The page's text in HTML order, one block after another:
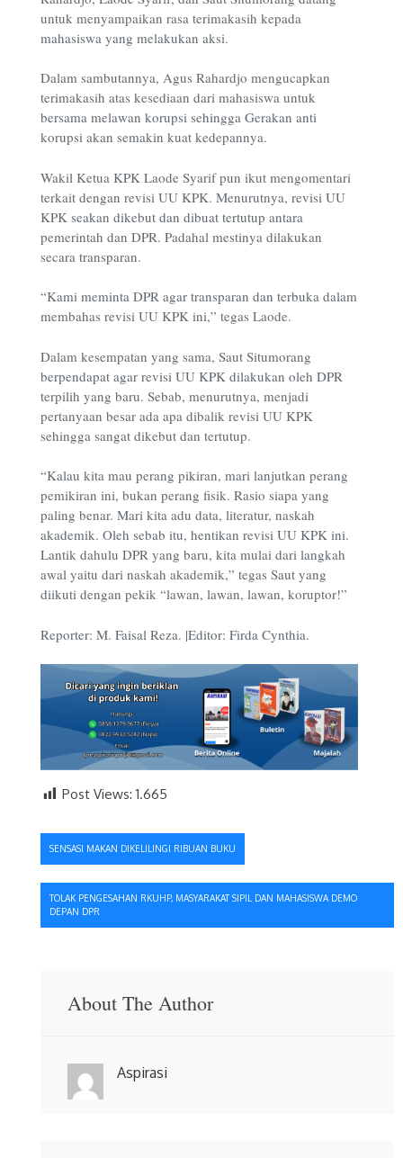
untuk menyampaikan rasa terimakasih kepada
mahasiswa yang melakukan aksi.
Dalam sambutannya, Agus Rahardjo mengucapkan
terimakasih atas kesediaan dari mahasiswa untuk
bersama melawan korupsi sehingga Gerakan anti
korupsi akan semakin kuat kedepannya.
Wakil Ketua KPK Laode Syarif pun ikut mengomentari
terkait dengan revisi UU KPK. Menurutnya, revisi UU
KPK seakan dikebut dan dibuat tertutup antara
pemerintah dan DPR. Padahal mestinya dilakukan
secara transparan.
“Kami meminta DPR agar transparan dan terbuka dalam
membahas revisi UU KPK ini,” tegas Laode.
Dalam kesempatan yang sama, Saut Situmorang
berpendapat agar revisi UU KPK dilakukan oleh DPR
terpilih yang baru. Sebab, menurutnya, menjadi
pertanyaan besar ada apa dibalik revisi UU KPK
sehingga sangat dikebut dan tertutup.
“Kalau kita mau perang pikiran, mari lanjutkan perang
pemikiran ini, bukan perang fisik. Rasio siapa yang
paling benar. Mari kita adu data, literatur, naskah
akademik. Oleh sebab itu, hentikan revisi UU KPK ini.
Lantik dahulu DPR yang baru, kita mulai dari langkah
awal yaitu dari naskah akademik,” tegas Saut yang
diikuti dengan pekik “lawan, lawan, lawan, koruptor!”
Reporter: M. Faisal Reza. |Editor: Firda Cynthia.
Post Views: 1.665
Navigasi
pos
SENSASI MAKAN DIKELILINGI RIBUAN BUKU
TOLAK PENGESAHAN RKUHP, MASYARAKAT SIPIL DAN MAHASISWA DEMO
DEPAN DPR
About The Author
Aspirasi